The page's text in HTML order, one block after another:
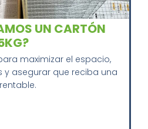
UN CARTÓN
maximizar el espacio,
asegurar que reciba una